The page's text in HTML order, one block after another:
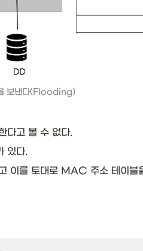
보낸다(Flooding)
다고 볼 수 없다.
있다.
이를 토대로 MAC 주소 테이블